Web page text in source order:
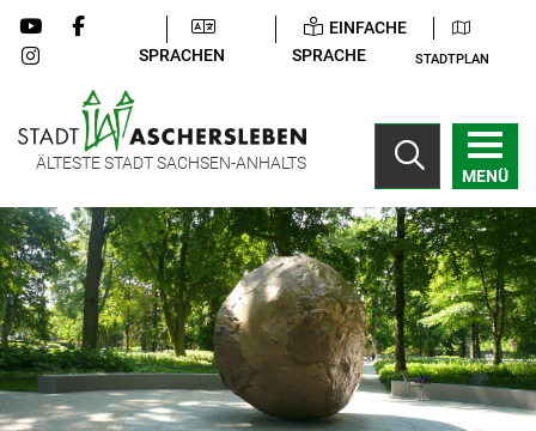
SPRACHEN
EINFACHE
SPRACHE
STADTPLAN
ÄLTESTE STADT SACHSEN-ANHALTS
MENÜ